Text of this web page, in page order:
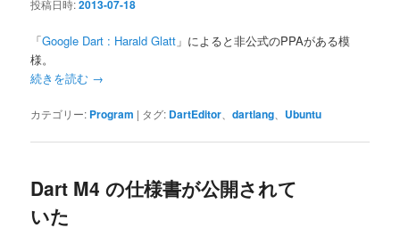
投稿日時:2013-07-18
「Google Dart : Harald Glatt 」によると非公式のPPAがある模
様。
続きを読む →
カテゴリー: Program | タグ: DartEditor、dartlang、 Ubuntu
Dart M4 の仕様書が公開されて
いた